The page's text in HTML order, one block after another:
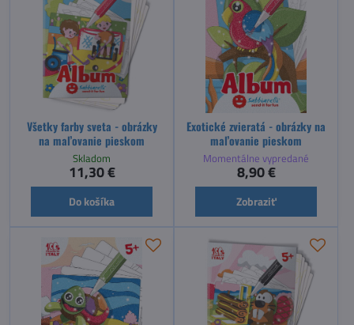
Všetky farby sveta - obrázky
na maľovanie pieskom
Skladom
11,30 €
Do košíka
Exotické zvieratá - obrázky na
maľovanie pieskom
Momentálne vypredané
8,90 €
Zobraziť